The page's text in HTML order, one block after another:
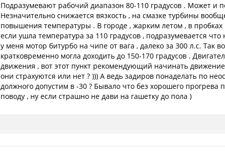
Подразумевают рабочий диапазон 80-110 градусов . Может и
Незначительно снижается вязкость , на смазке турбины
повышения температуры . В городе , жарким летом , в
если ушла температура за 110 градусов , подразумевается
у меня мотор битурбо на чипе от вага , далеко за 300 л.с. Так
кратковременно могла доходить до 150-170 градусов .
движения , вот этот пункт рекомендующий начинать
они страхуются или нет ? ))) А ведь задиров понаделать по
должного допустим в -30 ? Бывало что без хорошего
поводу , ну если страшно не дави на гашетку до пола )